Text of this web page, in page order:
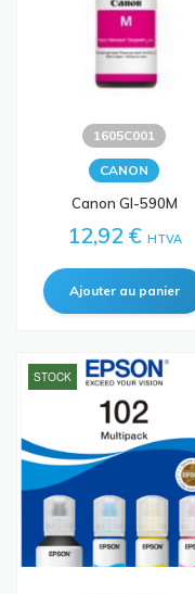
1605C001
CANON
Canon GI-590M
12,92 € HTVA
STOCK